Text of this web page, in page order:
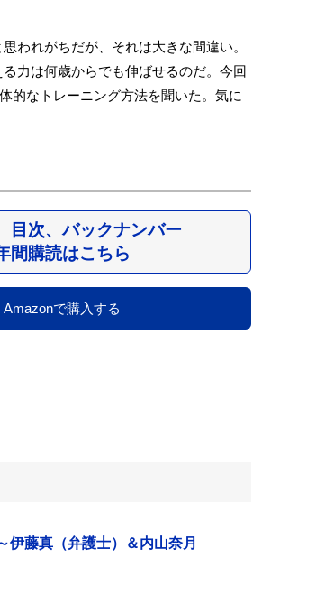
われがちだが、それは大きな間違い。
力は何歳からでも伸ばせるのだ。今回
的なトレーニング方法を聞いた。気に
目次、バックナンバー
間購読はこちら
Amazonで購入する
伊藤真（弁護士）＆内山奈月